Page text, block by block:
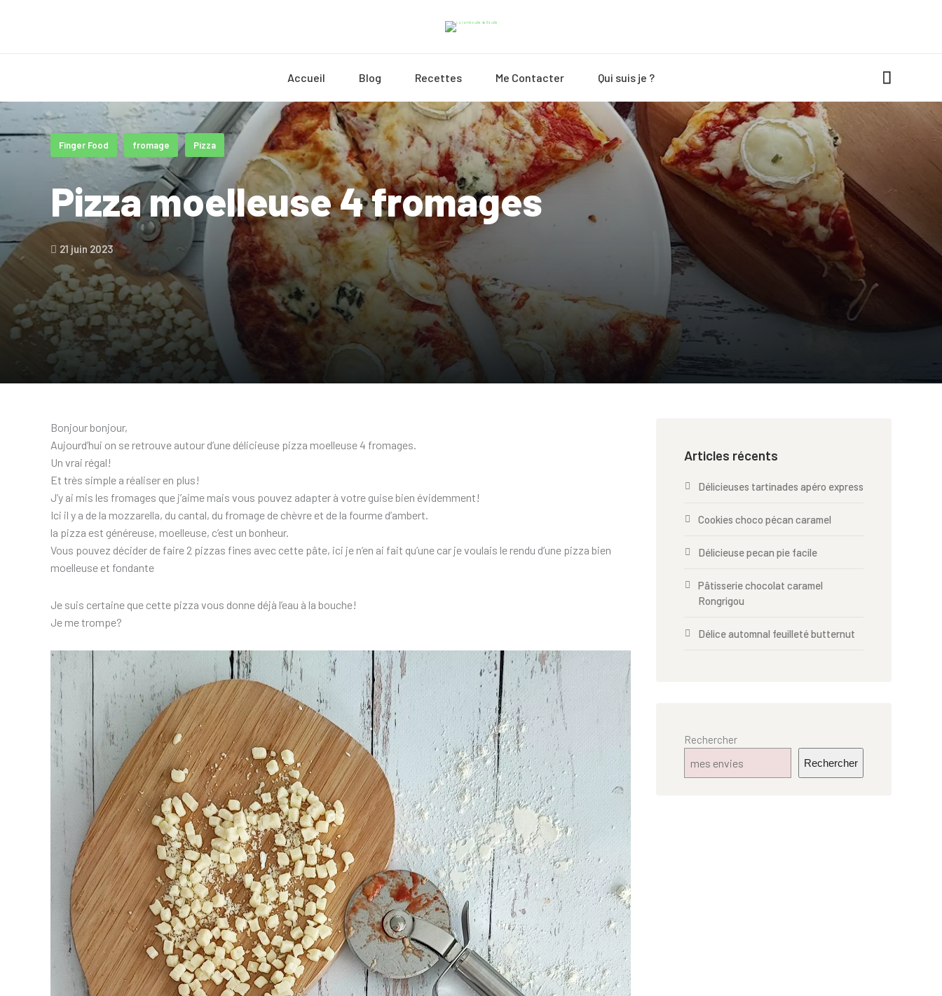
Accueil Blog Recettes Me Contacter Qui suis je ?
Finger Food fromage Pizza
Pizza moelleuse 4 fromages
21 juin 2023
Bonjour bonjour,
Aujourd’hui on se retrouve autour d’une délicieuse pizza moelleuse 4 fromages.
Un vrai régal!
Et très simple a réaliser en plus!
J’y ai mis les fromages que j’aime mais vous pouvez adapter à votre guise bien évidemment!
Ici il y a de la mozzarella, du cantal, du fromage de chèvre et de la fourme d’ambert.
la pizza est généreuse, moelleuse, c’est un bonheur.
Vous pouvez décider de faire 2 pizzas fines avec cette pâte, ici je n’en ai fait qu’une car je voulais le rendu d’une pizza bien
moelleuse et fondante
Je suis certaine que cette pizza vous donne déjà l’eau à la bouche!
Je me trompe?
Articles récents
Délicieuses tartinades apéro express
Cookies choco pécan caramel
Délicieuse pecan pie facile
Pâtisserie chocolat caramel
Rongrigou
Délice automnal feuilleté butternut
Rechercher
Rechercher